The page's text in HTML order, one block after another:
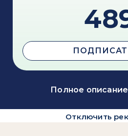
Полное
Отключить